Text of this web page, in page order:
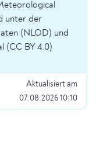
unter der
(NLOD) und
(CC BY 4.0)
Aktualisiert am
07.08.2026 10:10